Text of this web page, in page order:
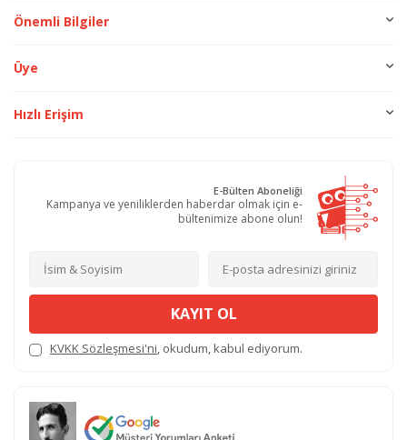
Önemli Bilgiler
Üye
Hızlı Erişim
E-Bülten Aboneliği
Kampanya ve yeniliklerden haberdar olmak için e-
bültenimize abone olun!
KAYIT OL
KVKK Sözleşmesi'ni, okudum, kabul ediyorum.